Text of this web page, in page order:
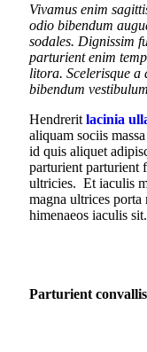
Vivamus enim
odio bibendum
sodales. Dignissim
parturient enim
litora. Scelerisque a
bibendum
Hendrerit lacinia
aliquam sociis
id quis aliquet
parturient parturient
ultricies. Et iaculis
magna ultrices porta
himenaeos iaculis sit.
Parturient convallis